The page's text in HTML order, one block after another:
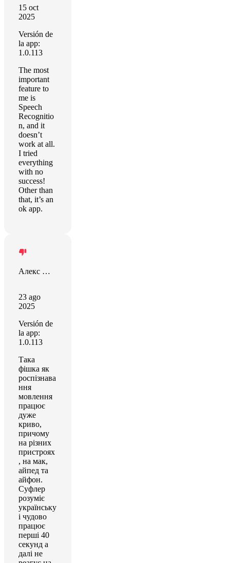
15 oct
2025
Versión de
la app:
1.0.113
The most
important
feature to
me is
Speech
Recognitio
n, and it
doesn’t
work at all.
I tried
everything
with no
success!
Other than
that, it’s an
ok app.
Алекс Макаров
23 ago
2025
Versión de
la app:
1.0.113
Така
фішка як
роспізнава
ння
мовлення
працює
дуже
криво,
причому
на різних
пристроях
, на мак,
айпед та
айфон.
Суфлер
розуміє
українську
і чудово
працює
перші 40
секунд а
далі не